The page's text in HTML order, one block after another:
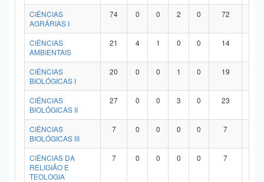
CIÊNCIAS
AGRÁRIAS I
74 0 0 2 0 72
CIÊNCIAS
AMBIENTAIS
21 4 1 0 0 14
CIÊNCIAS
BIOLÓGICAS I
20 0 0 1 0 19
CIÊNCIAS
BIOLÓGICAS II
27 0 0 3 0 23
CIÊNCIAS
BIOLÓGICAS III
7 0 0 0 0 7
CIÊNCIAS DA
RELIGIÃO E
TEOLOGIA
7 0 0 0 0 7